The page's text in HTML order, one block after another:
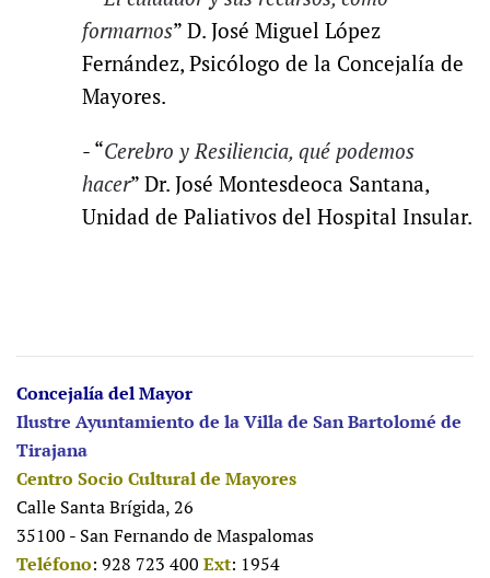
formarnos” D. José Miguel López
Fernández, Psicólogo de la Concejalía de
Mayores.
- “Cerebro y Resiliencia, qué podemos
hacer” Dr. José Montesdeoca Santana,
Unidad de Paliativos del Hospital Insular.
Concejalía del Mayor
Ilustre Ayuntamiento de la Villa de San Bartolomé de
Tirajana
Centro Socio Cultural de Mayores
Calle Santa Brígida, 26
35100 - San Fernando de Maspalomas
Teléfono: 928 723 400 Ext: 1954